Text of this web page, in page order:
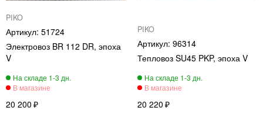
PIKO
51724
Электровоз BR 112 DR, эпоха
V
20 200
PIKO
96314
Тепловоз SU45 PKP, эпоха V
20 220